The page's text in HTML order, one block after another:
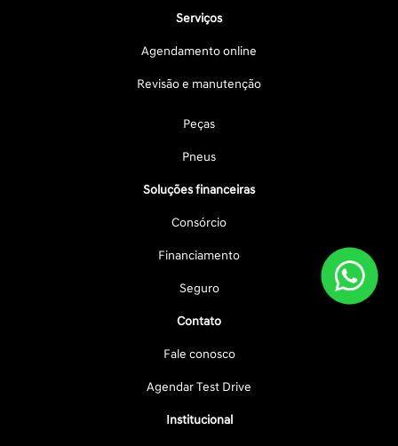
Serviços
Agendamento online
Revisão e manutenção
Peças
Pneus
Soluções financeiras
Consórcio
Financiamento
Seguro
Contato
Fale conosco
Agendar Test Drive
Institucional